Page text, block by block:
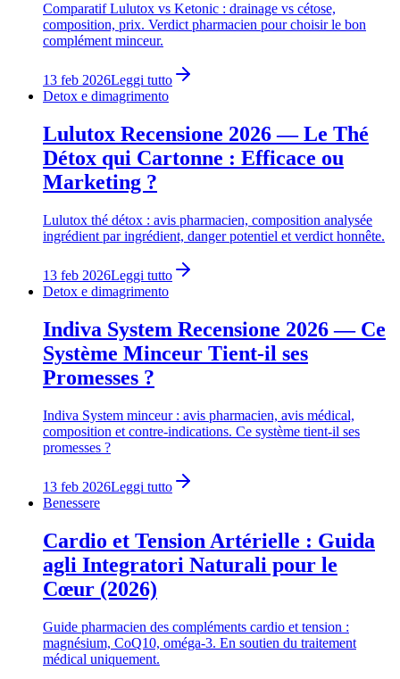
Comparatif Lulutox vs Ketonic : drainage vs cétose,
composition, prix. Verdict pharmacien pour choisir le bon
complément minceur.
13 feb 2026Leggi tutto
Detox e dimagrimento
Lulutox Recensione 2026 — Le Thé
Détox qui Cartonne : Efficace ou
Marketing ?
Lulutox thé détox : avis pharmacien, composition analysée
ingrédient par ingrédient, danger potentiel et verdict honnête.
13 feb 2026Leggi tutto
Detox e dimagrimento
Indiva System Recensione 2026 — Ce
Système Minceur Tient-il ses
Promesses ?
Indiva System minceur : avis pharmacien, avis médical,
composition et contre-indications. Ce système tient-il ses
promesses ?
13 feb 2026Leggi tutto
Benessere
Cardio et Tension Artérielle : Guida
agli Integratori Naturali pour le
Cœur (2026)
Guide pharmacien des compléments cardio et tension :
magnésium, CoQ10, oméga-3. En soutien du traitement
médical uniquement.